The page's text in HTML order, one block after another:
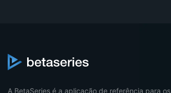
A BetaSeries é a aplicação de referência para os